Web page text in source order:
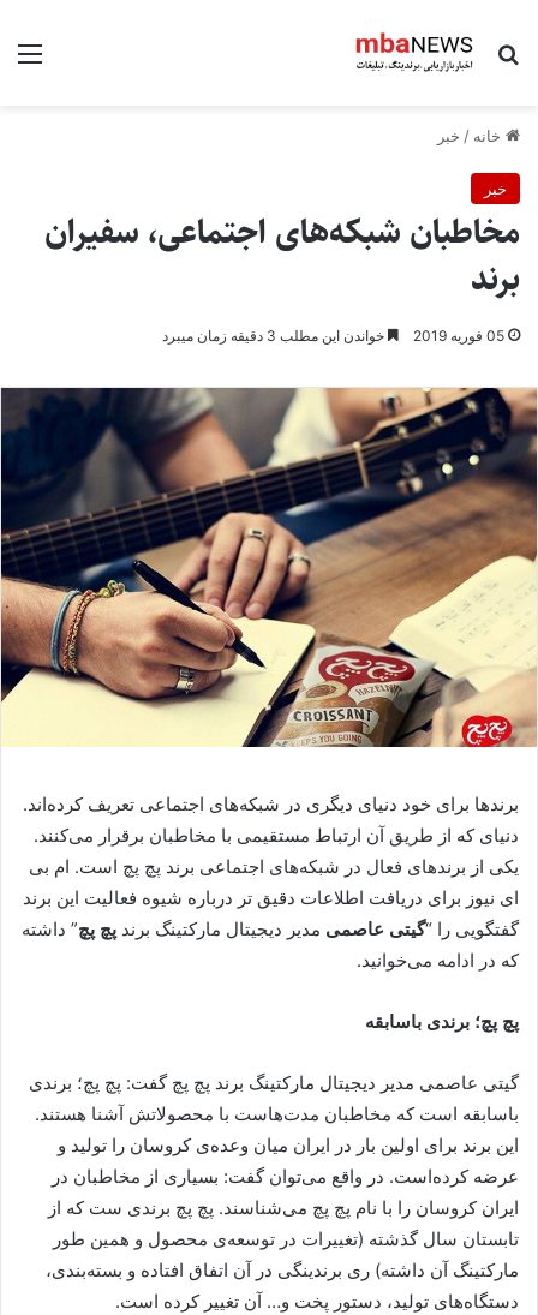
جستجو برای
خانه / خبر
خبر
مخاطبان شبکه‌های اجتماعی، سفیران
برند
05 فوریه 2019 خواندن این مطلب 3 دقیقه زمان میبرد
برندها برای خود دنیای دیگری در شبکه‌های اجتماعی تعریف کرده‌اند.
دنیای که از طریق آن ارتباط مستقیمی با مخاطبان برقرار می‌کنند.
یکی از برندهای فعال در شبکه‌های اجتماعی برند پچ پچ است. ام بی
ای نیوز برای دریافت اطلاعات دقیق تر درباره شیوه فعالیت این برند
گفتگویی را “گیتی عاصمی مدیر دیجیتال مارکتینگ برند پچ پچ” داشته
که در ادامه می‌خوانید.
پچ پچ؛ برندی باسابقه
گیتی عاصمی مدیر دیجیتال مارکتینگ برند پچ پچ گفت: پچ پچ؛ برندی
باسابقه ا‌ست که مخاطبان مدت‌هاست با محصولاتش آشنا هستند.
این برند برای اولین بار در ایران میان وعده‌ی کروسان را تولید و
عرضه کرده‌است. در واقع می‌توان گفت: بسیاری از مخاطبان در
ایران کروسان را با نام پچ پچ می‌شناسند. پچ پچ برندی ست که از
تابستان سال گذشته (تغییرات در توسعه‌ی محصول و همین طور
مارکتینگ آن داشته) ری برندینگی در آن اتفاق افتاده و بسته‌بندی،
دستگاه‌های تولید، دستور پخت و… آن تغییر کرده است.